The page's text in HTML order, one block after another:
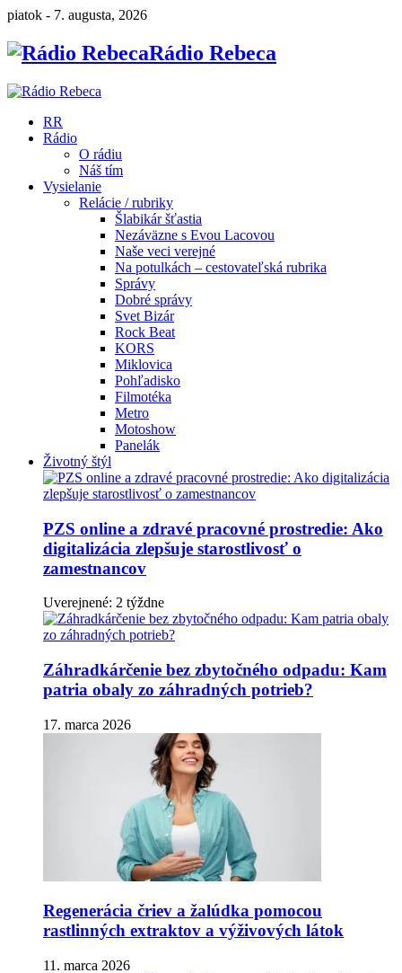
piatok - 7. augusta, 2026
Rádio Rebeca
RR
Rádio
O rádiu
Náš tím
Vysielanie
Relácie / rubriky
Šlabikár šťastia
Nezáväzne s Evou Lacovou
Naše veci verejné
Na potulkách – cestovateľská rubrika
Správy
Dobré správy
Svet Bizár
Rock Beat
KORS
Miklovica
Pohľadisko
Filmotéka
Metro
Motoshow
Panelák
Životný štýl
PZS online a zdravé pracovné prostredie: Ako
digitalizácia zlepšuje starostlivosť o
zamestnancov
Uverejnené: 2 týždne
Záhradkárčenie bez zbytočného odpadu: Kam
patria obaly zo záhradných potrieb?
17. marca 2026
Regenerácia čriev a žalúdka pomocou
rastlinných extraktov a výživových látok
11. marca 2026